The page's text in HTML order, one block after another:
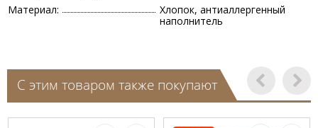
Материал:
Хлопок, антиаллергенный
наполнитель
С этим товаром также покупают